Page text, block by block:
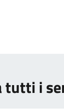
tutti i